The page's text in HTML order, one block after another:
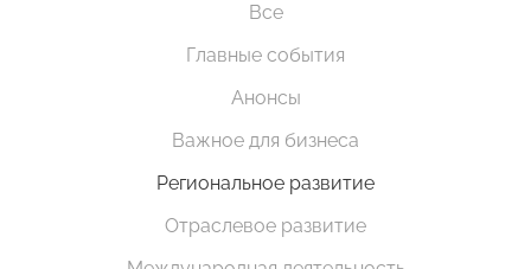
Все
Главные события
Анонсы
Важное для бизнеса
Региональное развитие
Отраслевое развитие